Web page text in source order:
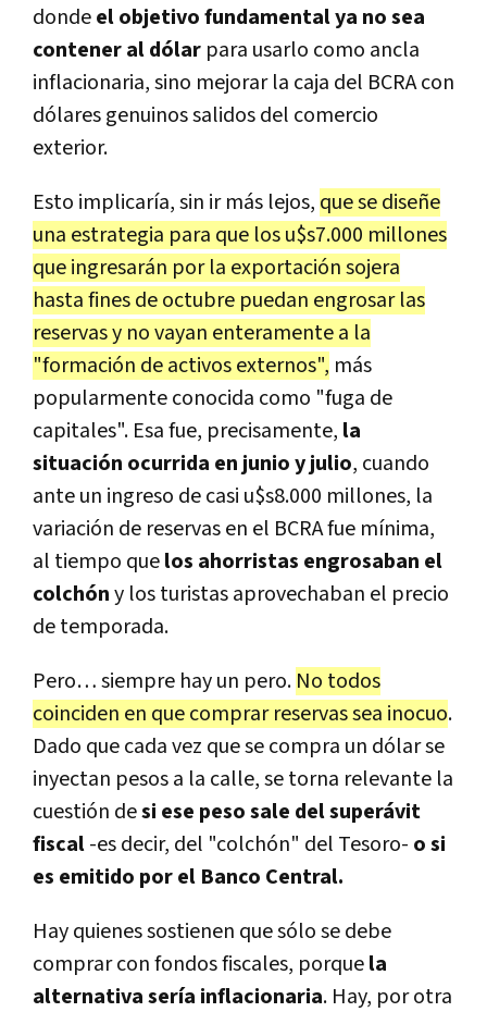
dondeel objetivo fundamental ya no sea
contener al dólar para usarlo como ancla
inflacionaria, sino mejorar la caja del BCRA con
dólares genuinos salidos del comercio
exterior.
Esto implicaría, sin ir más lejos, que se diseñe
una estrategia para que los u$s7.000 millones
que ingresarán por la exportación sojera
hasta fines de octubre puedan engrosar las
reservas y no vayan enteramente a la
"formación de activos externos", más
popularmente conocida como "fuga de
capitales". Esa fue, precisamente, la
situación ocurrida en junio y julio, cuando
ante un ingreso de casi u$s8.000 millones, la
variación de reservas en el BCRA fue mínima,
al tiempo quelos ahorristas engrosaban el
colchóny los turistas aprovechaban el precio
de temporada.
Pero… siempre hay un pero. No todos
coinciden en que comprar reservas sea inocuo.
Dado que cada vez que se compra un dólar se
inyectan pesos a la calle, se torna relevante la
cuestión desi ese peso sale del superávit
fiscal-es decir, del "colchón" del Tesoro- o si
es emitido por el Banco Central.
Hay quienes sostienen que sólo se debe
comprar con fondos fiscales, porquela
alternativa sería inflacionaria. Hay, por otra